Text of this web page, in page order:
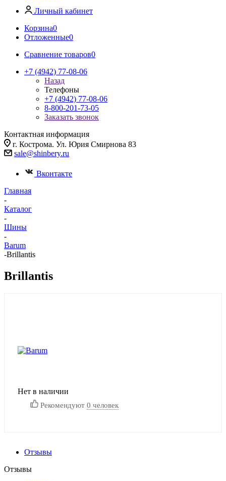
Личный кабинет
Корзина0
Отложенные0
Сравнение товаров0
+7 (4942) 77-08-06
Назад
Телефоны
+7 (4942) 77-08-06
8-800-201-73-05
Заказать звонок
Контактная информация
г. Кострома. Ул. Юрия Смирнова 83
sale@shinbery.ru
Вконтакте
Главная
-
Каталог
-
Шины
-
Barum
-Brillantis
Brillantis
Нет в наличии
Рекомендуют 0 человек
Отзывы
Отзывы